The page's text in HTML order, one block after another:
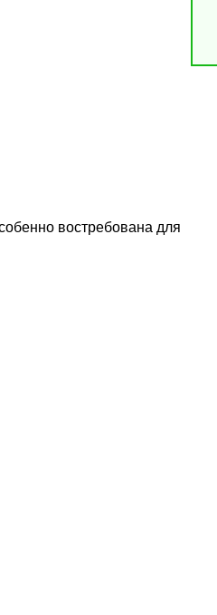
востребована для